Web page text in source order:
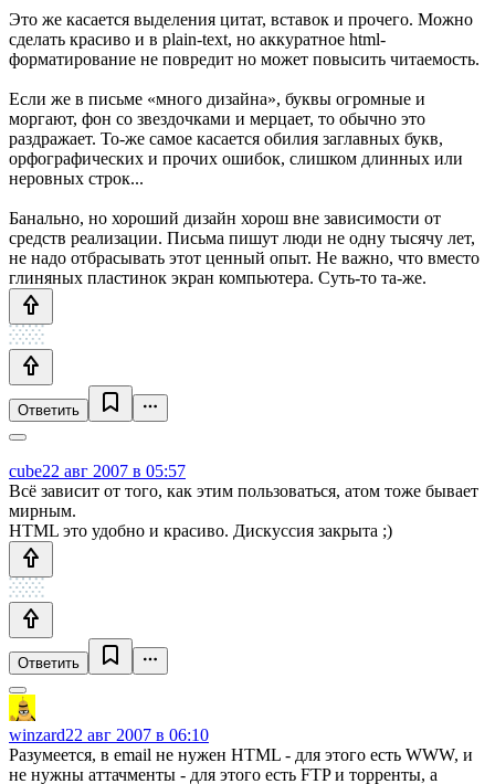
Это же касается выделения цитат, вставок и прочего. Можно
сделать красиво и в plain-text, но аккуратное html-
форматирование не повредит но может повысить читаемость.
Если же в письме «много дизайна», буквы огромные и
моргают, фон со звездочками и мерцает, то обычно это
раздражает. То-же самое касается обилия заглавных букв,
орфографических и прочих ошибок, слишком длинных или
неровных строк...
Банально, но хороший дизайн хорош вне зависимости от
средств реализации. Письма пишут люди не одну тысячу лет,
не надо отбрасывать этот ценный опыт. Не важно, что вместо
глиняных пластинок экран компьютера. Суть-то та-же.
Ответить
cube22 авг 2007 в 05:57
Всё зависит от того, как этим пользоваться, атом тоже бывает
мирным.
HTML это удобно и красиво. Дискуcсия закрыта ;)
Ответить
winzard22 авг 2007 в 06:10
Разумеется, в email не нужен HTML - для этого есть WWW, и
не нужны аттачменты - для этого есть FTP и торренты, а